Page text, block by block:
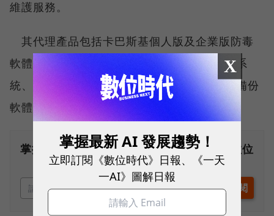
維護服務。
其代理產品包括卡巴斯基個人版及企業版防毒
軟體、Cyberoam UTM全方位網際網路安全系
統、Acronis True Image Home 2009還原備份
軟體、@CUBE家庭媒體儲存中心等。
掌握最新AI、半導體、數位趨勢！訂閱《數位
時代》日報及社群活動訊息
X
掌握最新 AI 發展趨勢！
立即訂閱《數位時代》日報、《一天
一AI》圖解日報